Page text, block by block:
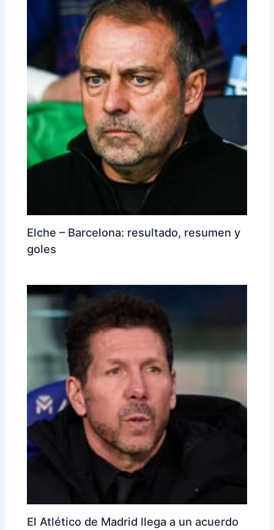
Elche – Barcelona: resultado, resumen y
goles
El Atlético de Madrid llega a un acuerdo